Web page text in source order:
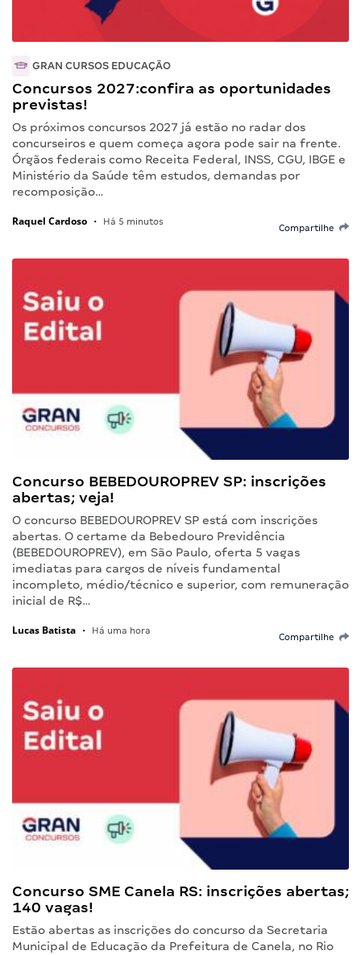
GRAN CURSOS EDUCAÇÃO
Concursos 2027:confira as oportunidades
previstas!
Os próximos concursos 2027 já estão no radar dos
concurseiros e quem começa agora pode sair na frente.
Órgãos federais como Receita Federal, INSS, CGU, IBGE e
Ministério da Saúde têm estudos, demandas por
recomposição…
Raquel Cardoso • Há 5 minutos
Compartilhe
Concurso BEBEDOUROPREV SP: inscrições
abertas; veja!
O concurso BEBEDOUROPREV SP está com inscrições
abertas. O certame da Bebedouro Previdência
(BEBEDOUROPREV), em São Paulo, oferta 5 vagas
imediatas para cargos de níveis fundamental
incompleto, médio/técnico e superior, com remuneração
inicial de R$…
Lucas Batista • Há uma hora
Compartilhe
Concurso SME Canela RS: inscrições abertas;
140 vagas!
Estão abertas as inscrições do concurso da Secretaria
Municipal de Educação da Prefeitura de Canela, no Rio